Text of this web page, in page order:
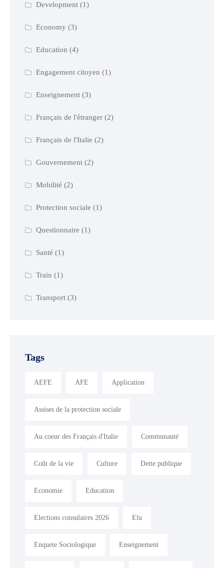
Development(1)
Economy (3)
Education (4)
Engagement citoyen (1)
Enseignement(3)
Français de l'étranger(2)
Français de l'Italie (2)
Gouvernement(2)
Mobilité (2)
Protection sociale (1)
Questionnaire (1)
Santé (1)
Train (1)
Transport(3)
Tags
AEFE AFE Application
Assises de la protection sociale
Au coeur des Français d'Italie Communauté
Coût de la vie Culture Dette publique
Economie Education
Elections consulaires 2026 Elu
Enquete Sociologique Enseignement